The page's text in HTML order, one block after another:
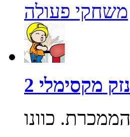
משחקי פעולה
נזק מקסימלי 2